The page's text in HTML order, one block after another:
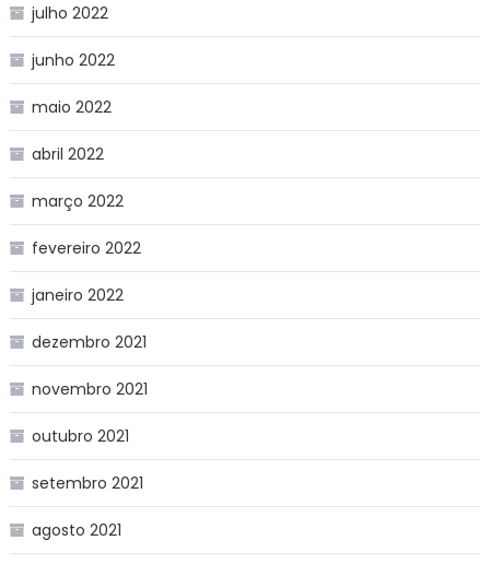
julho 2022
junho 2022
maio 2022
abril 2022
março 2022
fevereiro 2022
janeiro 2022
dezembro 2021
novembro 2021
outubro 2021
setembro 2021
agosto 2021